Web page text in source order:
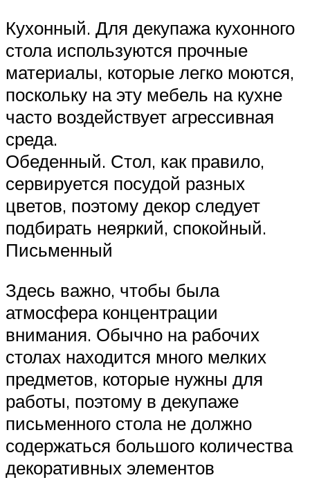
Кухонный. Для декупажа кухонного
стола используются прочные
материалы, которые легко моются,
поскольку на эту мебель на кухне
часто воздействует агрессивная
среда.
Обеденный. Стол, как правило,
сервируется посудой разных
цветов, поэтому декор следует
подбирать неяркий, спокойный.
Письменный
Здесь важно, чтобы была
атмосфера концентрации
внимания. Обычно на рабочих
столах находится много мелких
предметов, которые нужны для
работы, поэтому в декупаже
письменного стола не должно
содержаться большого количества
декоративных элементов